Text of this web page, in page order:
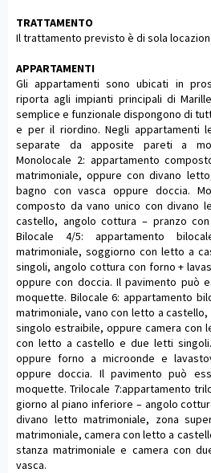
TRATTAMENTO
Il trattamento previsto è di sola
APPARTAMENTI
Gli appartamenti sono ubicati in
riporta agli impianti principali di
semplice e funzionale dispongono di
e per il riordino. Negli appartamenti
separate da apposite pareti a
Monolocale 2: appartamento
matrimoniale, oppure con divano
bagno con vasca oppure doccia.
composto da vano unico con divano
castello, angolo cottura – pranzo
Bilocale 4/5: appartamento
matrimoniale, soggiorno con letto a
singoli, angolo cottura con forno +
oppure con doccia. Il pavimento può
moquette. Bilocale 6: appartamento
matrimoniale, vano con letto a
singolo estraibile, oppure camera con
con letto a castello e due letti
oppure forno a microonde e
oppure doccia. Il pavimento può
moquette. Trilocale 7:appartamento
giorno al piano inferiore – angolo
divano letto matrimoniale, zona
matrimoniale, camera con letto a
stanza matrimoniale e camera con
vasca.